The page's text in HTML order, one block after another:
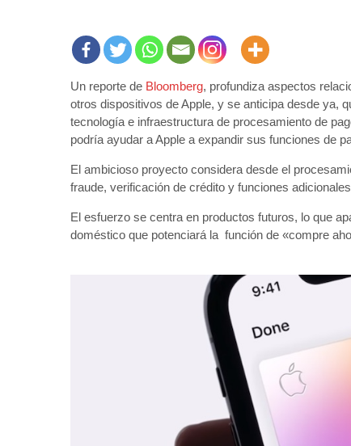
Un reporte de Bloomberg, profundiza aspectos
otros dispositivos de Apple, y se anticipa desde ya,
tecnología e infraestructura de procesamiento de
podría ayudar a Apple a expandir sus funciones de
El ambicioso proyecto considera desde el
fraude, verificación de crédito y funciones
El esfuerzo se centra en productos futuros, lo que
doméstico que potenciará la función de «compre